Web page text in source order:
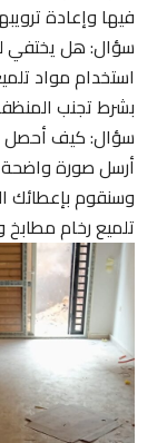
فيها وإعادة
سؤال: هل يختفي
استخدام مواد
بشرط تجنب
سؤال: كيف أحصل
أرسل صورة واضحة
وسنقوم بإعطائك
تلميع رخام مطابخ